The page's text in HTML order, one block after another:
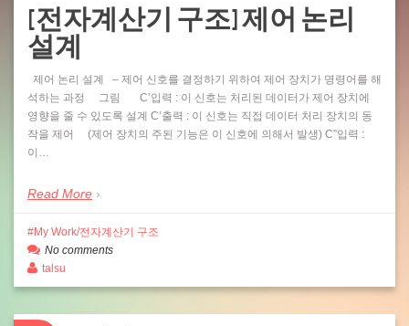
[전자계산기 구조] 제어 논리
설계
제어 논리 설계 – 제어 신호를 결정하기 위하여 제어 장치가 명령어를 해
석하는 과정 그림 C’입력 : 이 신호는 처리된 데이터가 제어 장치에
영향을 줄 수 있도록 설계 C’출력 : 이 신호는 직접 데이터 처리 장치의 동
작을 제어 (제어 장치의 주된 기능은 이 신호에 의해서 발생) C”입력 :
이…
Read More
My Work/전자계산기 구조
No comments
talsu